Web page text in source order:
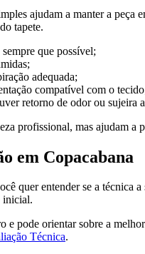
ajudam a manter a peça
tapete.
que possível;
adequada;
compatível com o
retorno de odor ou sujeira
profissional, mas ajudam
em Copacabana
quer entender se a
inicial.
e pode orientar sobre a
Técnica.